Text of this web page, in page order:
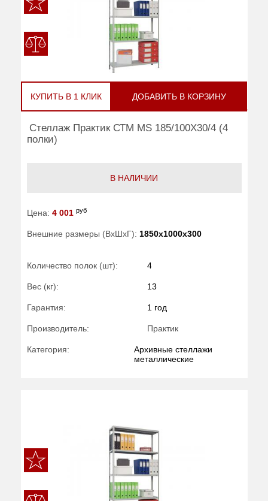
КУПИТЬ В 1 КЛИК ДОБАВИТЬ В КОРЗИНУ
Стеллаж Практик СТМ MS 185/100Х30/4 (4
полки)
В НАЛИЧИИ
Цена: 4 001 руб
Внешние размеры (ВхШхГ): 1850x1000x300
Количество полок (шт): 4
Вес (кг): 13
Гарантия: 1 год
Производитель: Практик
Категория:
Архивные стеллажи
металлические